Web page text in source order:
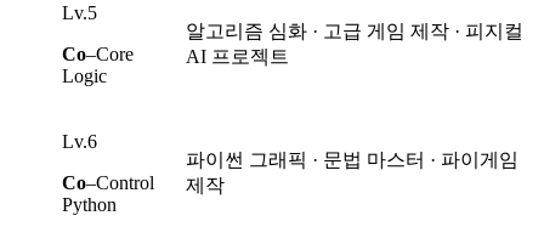
Lv.5
Co–Core
Logic
알고리즘 심화 · 고급 게임 제작 · 피지컬
AI 프로젝트
Lv.6
Co–Control
Python
파이썬 그래픽 · 문법 마스터 · 파이게임
제작